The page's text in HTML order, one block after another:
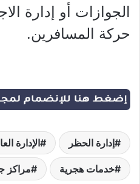
الجوازات أو إدارة
حركة المسافرين.
إدارة الحظر الإدارة
خدمات هجرية مراكز